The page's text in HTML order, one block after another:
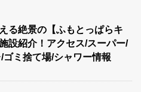
る絶景の【ふもとっぱらキ
設紹介！アクセス/スーパー/
ゴミ捨て場/シャワー情報